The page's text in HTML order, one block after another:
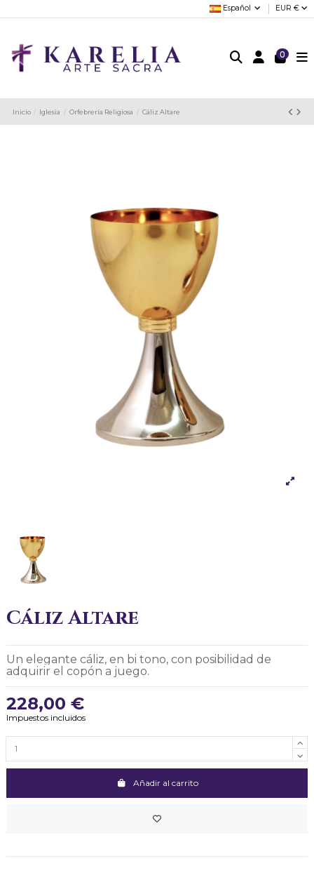
Español EUR €
0
Inicio Iglesia Orfebrería Religiosa Cáliz Altare
Cáliz Altare
Un elegante cáliz, en bi tono, con posibilidad de
adquirir el copón a juego.
228,00 €
Impuestos incluidos
Añadir al carrito